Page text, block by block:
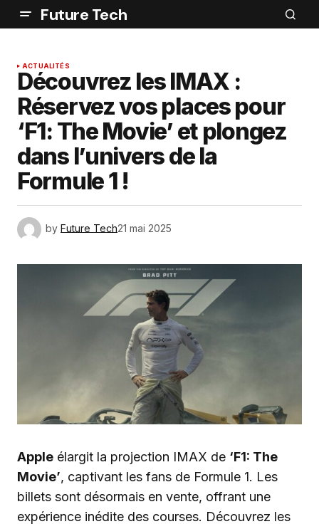
Future Tech
ACTUALITÉS
Découvrez les IMAX :
Réservez vos places pour
‘F1: The Movie’ et plongez
dans l’univers de la
Formule 1 !
by Future Tech21 mai 2025
Apple élargit la projection IMAX de ‘F1: The
Movie’, captivant les fans de Formule 1. Les
billets sont désormais en vente, offrant une
expérience inédite des courses. Découvrez les